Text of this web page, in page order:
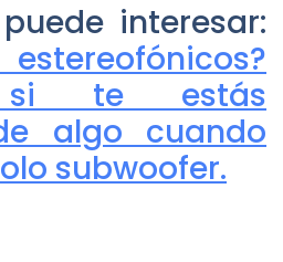
interesar:
si te estás
algo cuando
subwoofer.